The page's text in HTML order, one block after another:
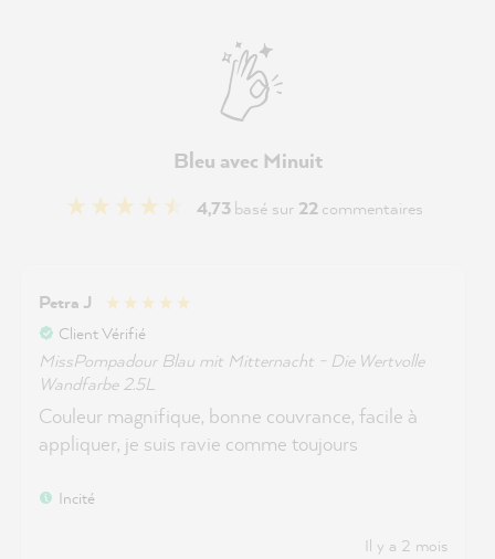
Bleu avec Minuit
4,73basé sur 22commentaires
Petra J
Client Vérifié
MissPompadour Blau mit Mitternacht - Die Wertvolle
Wandfarbe 2.5L
Couleur magnifique, bonne couvrance, facile à
appliquer, je suis ravie comme toujours
Incité
Il y a 2 mois